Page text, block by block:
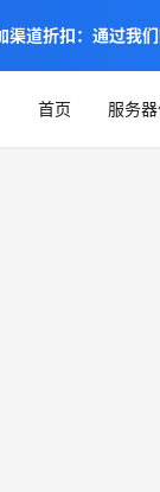
道折扣：通过我们
首页 服务